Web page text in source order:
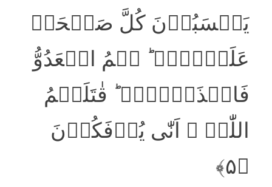
یَحۡسَبُوۡنَ کُلَّ صَیۡحَۃٍ
عَلَیۡہِمۡ ؕ ہُمُ الۡعَدُوُّ
فَاحۡذَرۡہُمۡ ؕ قٰتَلَہُمُ
اللّٰہُ ۫ اَنّٰی یُؤۡفَکُوۡنَ
﴿۵﴾